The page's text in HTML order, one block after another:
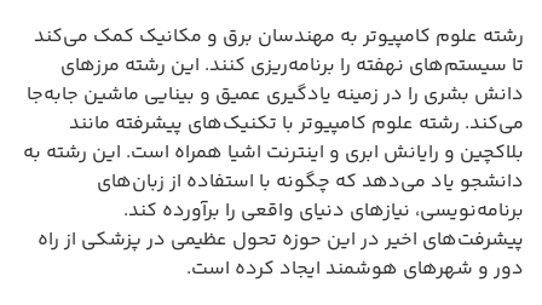
رشته علوم کامپیوتر به مهندسان برق و مکانیک کمک می‌کند
تا سیستم‌های نهفته را برنامه‌ریزی کنند. این رشته مرزهای
دانش بشری را در زمینه یادگیری عمیق و بینایی ماشین جابه‌جا
می‌کند. رشته علوم کامپیوتر با تکنیک‌های پیشرفته مانند
بلاکچین و رایانش ابری و اینترنت اشیا همراه است. این رشته به
دانشجو یاد می‌دهد که چگونه با استفاده از زبان‌های
برنامه‌نویسی، نیازهای دنیای واقعی را برآورده کند.
پیشرفت‌های اخیر در این حوزه تحول عظیمی در پزشکی از راه
دور و شهرهای هوشمند ایجاد کرده است.